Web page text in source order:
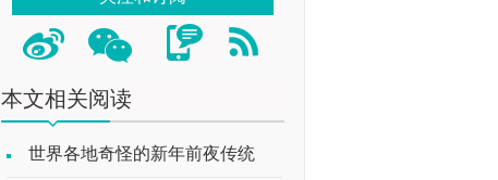
本文相关阅读
世界各地奇怪的新年前夜传统